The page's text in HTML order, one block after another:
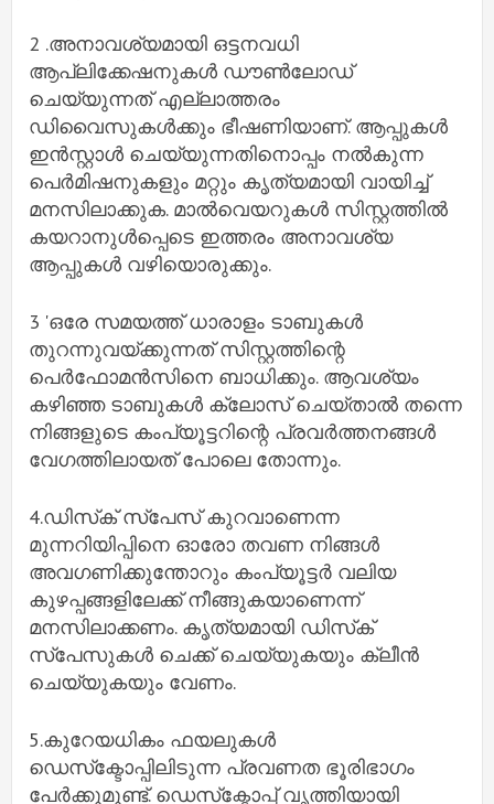
2 .അനാവശ്യമായി ഒട്ടനവധി
ആപ്ലിക്കേഷനുകള്‍ ഡൗണ്‍ലോഡ്
ചെയ്യുന്നത് എല്ലാത്തരം
ഡിവൈസുകള്‍ക്കും ഭീഷണിയാണ്. ആപ്പുകള്‍
ഇന്‍സ്റ്റാള്‍ ചെയ്യുന്നതിനൊപ്പം നല്‍കുന്ന
പെര്‍മിഷനുകളും മറ്റും കൃത്യമായി വായിച്ച്
മനസിലാക്കുക. മാല്‍വെയറുകള്‍ സിസ്റ്റത്തില്‍
കയറാനുള്‍പ്പെടെ ഇത്തരം അനാവശ്യ
ആപ്പുകള്‍ വഴിയൊരുക്കും.
3 'ഒരേ സമയത്ത് ധാരാളം ടാബുകള്‍
തുറന്നുവയ്ക്കുന്നത് സിസ്റ്റത്തിന്റെ
പെര്‍ഫോമന്‍സിനെ ബാധിക്കും. ആവശ്യം
കഴിഞ്ഞ ടാബുകള്‍ ക്ലോസ് ചെയ്താല്‍ തന്നെ
നിങ്ങളുടെ കംപ്യൂട്ടറിന്റെ പ്രവര്‍ത്തനങ്ങള്‍
വേഗത്തിലായത് പോലെ തോന്നും.
4.ഡിസ്‌ക് സ്‌പേസ് കുറവാണെന്ന
മുന്നറിയിപ്പിനെ ഓരോ തവണ നിങ്ങള്‍
അവഗണിക്കുന്തോറും കംപ്യൂട്ടര്‍ വലിയ
കുഴപ്പങ്ങളിലേക്ക് നീങ്ങുകയാണെന്ന്
മനസിലാക്കണം. കൃത്യമായി ഡിസ്‌ക്
സ്‌പേസുകള്‍ ചെക്ക് ചെയ്യുകയും ക്ലീന്‍
ചെയ്യുകയും വേണം.
5.കുറേയധികം ഫയലുകള്‍
ഡെസ്‌ക്ടോപ്പിലിടുന്ന പ്രവണത ഭൂരിഭാഗം
പേര്‍ക്കുമുണ്ട്. ഡെസ്‌ക്ടോപ്പ് വൃത്തിയായി